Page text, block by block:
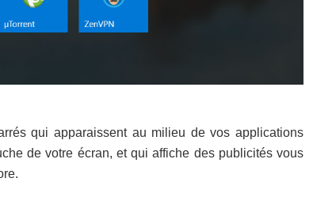
qui apparaissent au milieu de vos applications
de votre écran, et qui affiche des publicités vous